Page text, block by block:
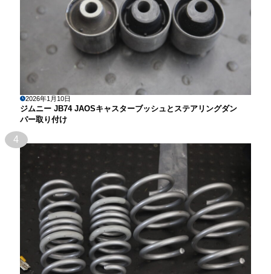
2026年1月10日
ジムニー JB74 JAOSキャスターブッシュとステアリングダン
パー取り付け
4